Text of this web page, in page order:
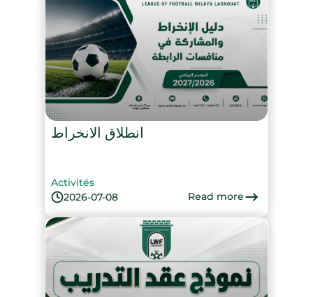
انطلاق الانخراط
2026-07-08
Activités
Read more